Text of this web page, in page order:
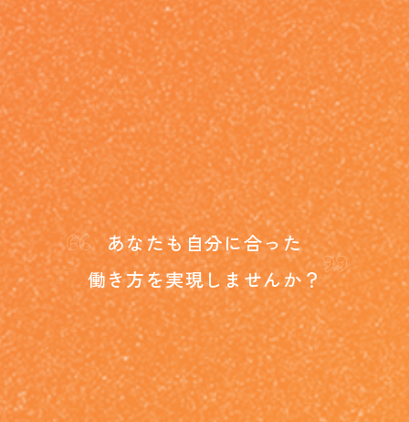
“ あなたも自分に合った
働き方を実現しませんか？”